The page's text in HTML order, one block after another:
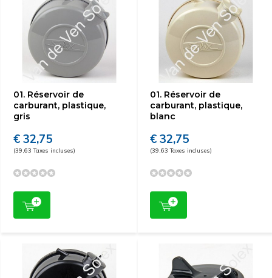
01. Réservoir de
carburant, plastique,
gris
€ 32,75
(39,63 Taxes incluses)
01. Réservoir de
carburant, plastique,
blanc
€ 32,75
(39,63 Taxes incluses)